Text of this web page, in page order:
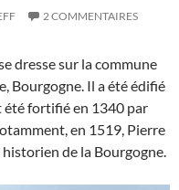
2 COMMENTAIRES
dresse sur la commune
Bourgogne. Il a été édifié
été fortifié en 1340 par
en 1519, Pierre
de la Bourgogne.